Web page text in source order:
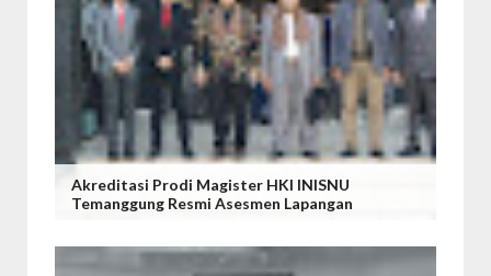
Akreditasi Prodi Magister HKI INISNU
Temanggung Resmi Asesmen Lapangan